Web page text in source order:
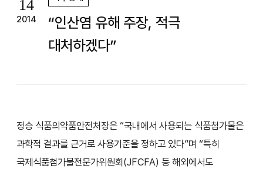
14
2014
“인산염 유해 주장, 적극
대처하겠다”
정승 식품의약품안전처장은 “국내에서 사용되는 식품첨가물은
과학적 결과를 근거로 사용기준을 정하고 있다”며 “특히
국제식품첨가물전문가위원회(JFCFA) 등 해외에서도